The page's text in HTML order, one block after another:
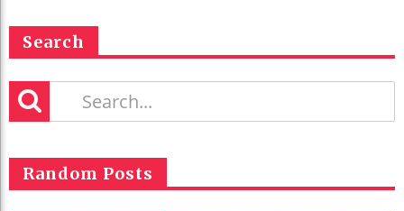
Search
Random Posts